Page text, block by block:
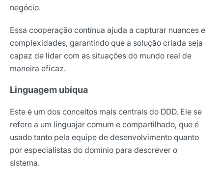
negócio.
Essa cooperação contínua ajuda a capturar nuances e
complexidades, garantindo que a solução criada seja
capaz de lidar com as situações do mundo real de
maneira eficaz.
Linguagem ubíqua
Este é um dos conceitos mais centrais do DDD. Ele se
refere a um linguajar comum e compartilhado, que é
usado tanto pela equipe de desenvolvimento quanto
por especialistas do domínio para descrever o
sistema.